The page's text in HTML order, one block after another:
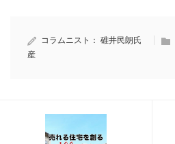
コラムニスト： 碓井民朗氏
産